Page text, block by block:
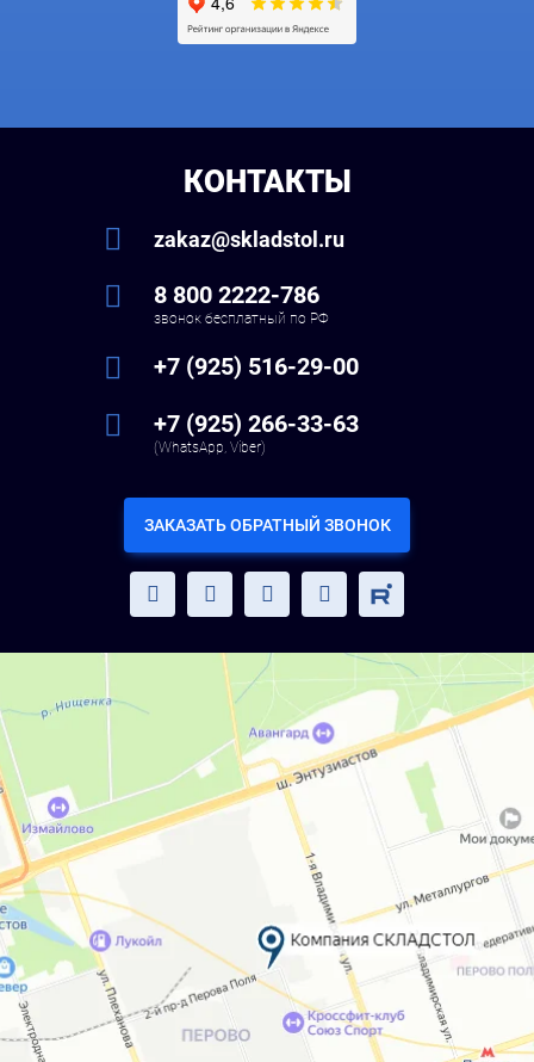
КОНТАКТЫ
zakaz@skladstol.ru
8 800 2222-786
звонок бесплатный по РФ
+7 (925) 516-29-00
+7 (925) 266-33-63
(WhatsApp, Viber)
ЗАКАЗАТЬ ОБРАТНЫЙ ЗВОНОК